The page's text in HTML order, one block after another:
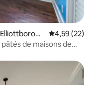
Évaluation
4,59 (22)
de maisons de